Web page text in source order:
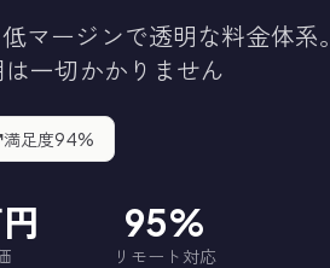
マージンで透明な料金体系。
一切かかりません
満足度94%
95%
リモート対応